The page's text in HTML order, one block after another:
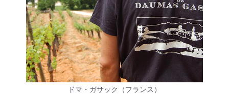
ドマ・ガサック（フランス）